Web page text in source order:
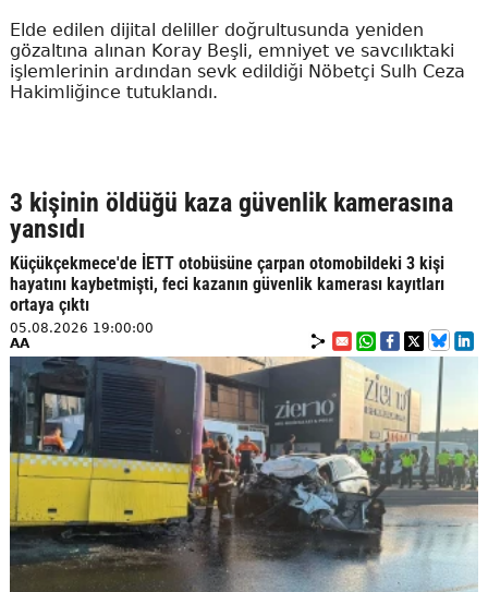
Elde edilen dijital deliller doğrultusunda yeniden
gözaltına alınan Koray Beşli, emniyet ve savcılıktaki
işlemlerinin ardından sevk edildiği Nöbetçi Sulh Ceza
Hakimliğince tutuklandı.
3 kişinin öldüğü kaza güvenlik kamerasına
yansıdı
Küçükçekmece'de İETT otobüsüne çarpan otomobildeki 3 kişi
hayatını kaybetmişti, feci kazanın güvenlik kamerası kayıtları
ortaya çıktı
05.08.2026 19:00:00
AA